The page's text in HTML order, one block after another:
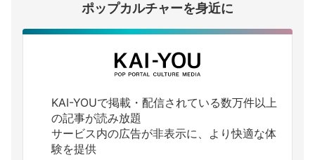
ポップカルチャーを身近に
KAI-YOUで掲載・配信されている数万件以上
の記事が読み放題
サービス内の広告が非表示に、より快適な体
験を提供